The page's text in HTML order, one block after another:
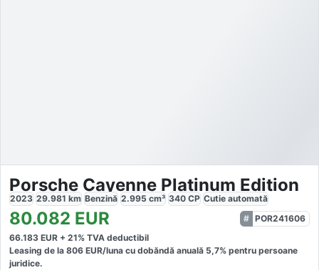
Porsche Cayenne Platinum Edition
2023 29.981 km Benzină 2.995 cm³ 340 CP Cutie automată
80.082 EUR
POR241606
66.183 EUR + 21% TVA deductibil
Leasing de la 806 EUR/luna cu dobăndă anuală 5,7% pentru persoane
juridice.